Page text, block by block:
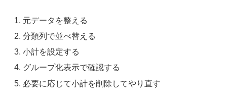
元データを整える
分類列で並べ替える
小計を設定する
グループ化表示で確認する
必要に応じて小計を削除してやり直す